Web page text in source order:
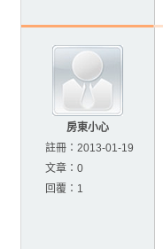
房東小心
註冊： 2013-01-19
文章： 0
回覆： 1